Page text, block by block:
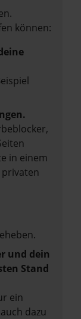
können:
in einem
und dein
Stand
ein
dazu